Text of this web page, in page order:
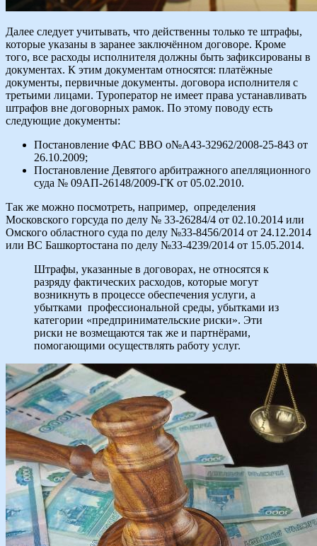
Далее следует учитывать, что действенны только те штрафы,
которые указаны в заранее заключённом договоре. Кроме
того, все расходы исполнителя должны быть зафиксированы в
документах. К этим документам относятся: платёжные
документы, первичные документы. договора исполнителя с
третьими лицами. Туроператор не имеет права устанавливать
штрафов вне договорных рамок. По этому поводу есть
следующие документы:
Постановление ФАС ВВО о№А43-32962/2008-25-843 от
26.10.2009;
Постановление Девятого арбитражного апелляционного
суда № 09АП-26148/2009-ГК от 05.02.2010.
Так же можно посмотреть, например, определения
Московского горсуда по делу № 33-26284/4 от 02.10.2014 или
Омского областного суда по делу №33-8456/2014 от 24.12.2014
или ВС Башкортостана по делу №33-4239/2014 от 15.05.2014.
Штрафы, указанные в договорах, не относятся к
разряду фактических расходов, которые могут
возникнуть в процессе обеспечения услуги, а
убытками профессиональной среды, убытками из
категории «предпринимательские риски». Эти
риски не возмещаются так же и партнёрами,
помогающими осуществлять работу услуг.